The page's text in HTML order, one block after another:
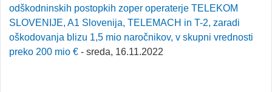
odškodninskih postopkih zoper operaterje TELEKOM
SLOVENIJE, A1 Slovenija, TELEMACH in T-2, zaradi
oškodovanja blizu 1,5 mio naročnikov, v skupni vrednosti
preko 200 mio € - sreda, 16.11.2022